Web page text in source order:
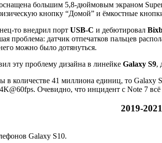
оснащена большим 5,8-дюймовым экраном
кнопку “Домой” и ёмкостные
то внедрил порт USB-C и дебютировал
проблема: датчик отпечатков пальцев
можно было дотянуться.
эту проблему дизайна в линейке Galaxy S9,
в количестве 41 миллиона единиц, то
Очевидно, что инцидент с Note 7
2019-
Galaxy S10.